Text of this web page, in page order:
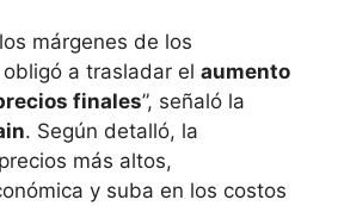
márgenes de los
a trasladar el aumento
finales”, señaló la
. Según detalló, la
más altos,
y suba en los costos